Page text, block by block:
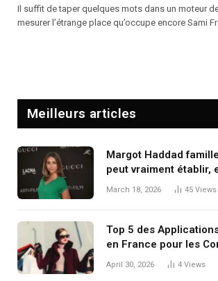
Il suffit de taper quelques mots dans un moteur
mesurer l’étrange place qu’occupe encore Sami
Meilleurs articles
Margot Haddad
peut vraiment établir,
de zones d’ombre
March 18, 2026 45 Views
Top 5 des
en France pour les
Malins à la Recherche
April 30, 2026 4 Views